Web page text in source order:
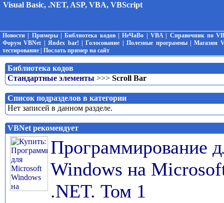
Visual Basic, .NET, ASP, VBA, VBScript
Новости Примеры|Библиотека кодов|НеЧаВо VBA| Справочник по
Форум VBNet |Яndex bar! |Голосование |Полезные программы|Магазин
тестирование
Послать пример на сайт
Библиотека кодов
Стандартные элементы >>> Scroll Bar
Список подразделов в категории
Нет записей в данном разделе.
VBNet рекомендует
Программирование
Windows на
.NET. Том 1